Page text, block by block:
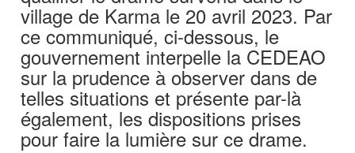
village de Karma le 20 avril 2023. Par
ce communiqué, ci-dessous, le
gouvernement interpelle la CEDEAO
sur la prudence à observer dans de
telles situations et présente par-là
également, les dispositions prises
pour faire la lumière sur ce drame.